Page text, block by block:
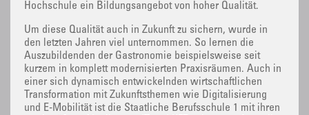
Hochschule ein Bildungsangebot von hoher Qualität.
Um diese Qualität auch in Zukunft zu sichern, wurde in
den letzten Jahren viel unternommen. So lernen die
Auszubildenden der Gastronomie beispielsweise seit
kurzem in komplett modernisierten Praxisräumen. Auch in
einer sich dynamisch entwickelnden wirtschaftlichen
Transformation mit Zukunftsthemen wie Digitalisierung
und E-Mobilität ist die Staatliche Berufsschule 1 mit ihren